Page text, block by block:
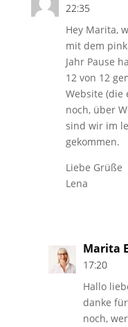
22:35
Hey Marita,
mit dem
Jahr Pause
12 von 12
Website (die
noch, über
sind wir im
gekommen.
Liebe Grüße
Lena
Marita
17:20
Hallo
danke
noch,